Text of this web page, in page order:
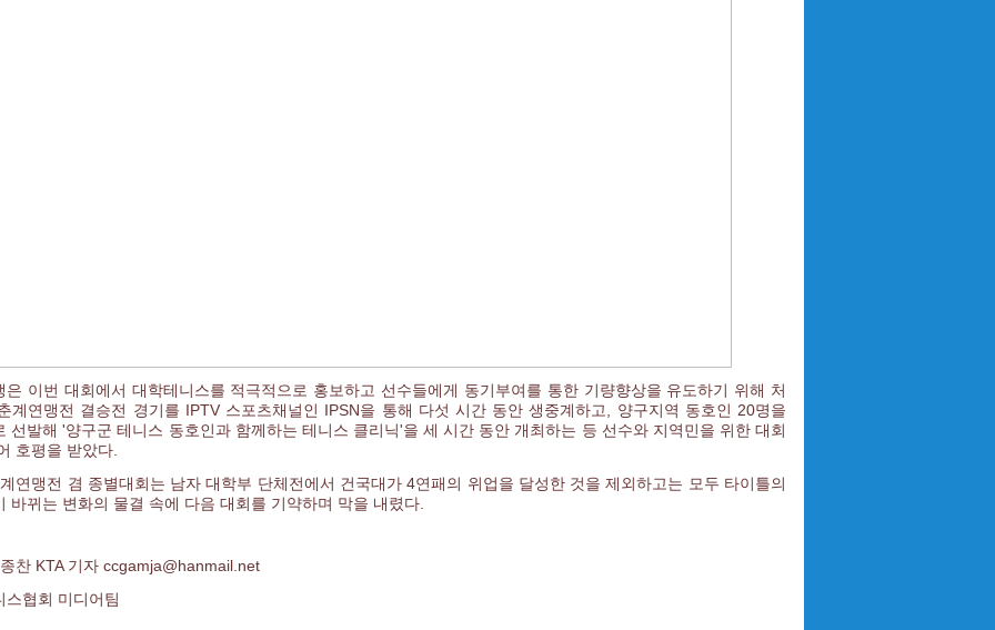
은 이번 대회에서 대학테니스를 적극적으로 홍보하고 선수들에게 동기부여를 통한 기량향상을 유도하기 위해 처
계연맹전 결승전 경기를 IPTV 스포츠채널인 IPSN을 통해 다섯 시간 동안 생중계하고, 양구지역 동호인 20명을
선발해 '양구군 테니스 동호인과 함께하는 테니스 클리닉'을 세 시간 동안 개최하는 등 선수와 지역민을 위한 대회
호평을 받았다.
연맹전 겸 종별대회는 남자 대학부 단체전에서 건국대가 4연패의 위업을 달성한 것을 제외하고는 모두 타이틀의
바뀌는 변화의 물결 속에 다음 대회를 기약하며 막을 내렸다.
찬 KTA 기자 ccgamja@hanmail.net
스협회 미디어팀